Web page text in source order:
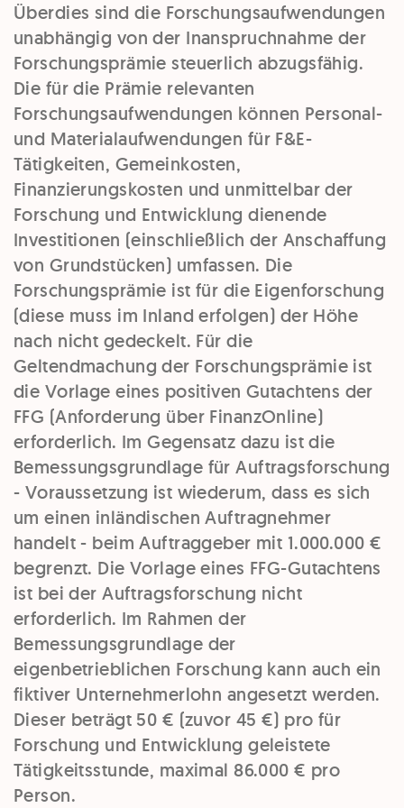
Überdies sind die Forschungsaufwendungen
unabhängig von der Inanspruchnahme der
Forschungsprämie steuerlich abzugsfähig.
Die für die Prämie relevanten
Forschungsaufwendungen können Personal-
und Materialaufwendungen für F&E-
Tätigkeiten, Gemeinkosten,
Finanzierungskosten und unmittelbar der
Forschung und Entwicklung dienende
Investitionen (einschließlich der Anschaffung
von Grundstücken) umfassen. Die
Forschungsprämie ist für die Eigenforschung
(diese muss im Inland erfolgen) der Höhe
nach nicht gedeckelt. Für die
Geltendmachung der Forschungsprämie ist
die Vorlage eines positiven Gutachtens der
FFG (Anforderung über FinanzOnline)
erforderlich. Im Gegensatz dazu ist die
Bemessungsgrundlage für Auftragsforschung
- Voraussetzung ist wiederum, dass es sich
um einen inländischen Auftragnehmer
handelt - beim Auftraggeber mit 1.000.000 €
begrenzt. Die Vorlage eines FFG-Gutachtens
ist bei der Auftragsforschung nicht
erforderlich. Im Rahmen der
Bemessungsgrundlage der
eigenbetrieblichen Forschung kann auch ein
fiktiver Unternehmerlohn angesetzt werden.
Dieser beträgt 50 € (zuvor 45 €) pro für
Forschung und Entwicklung geleistete
Tätigkeitsstunde, maximal 86.000 € pro
Person.